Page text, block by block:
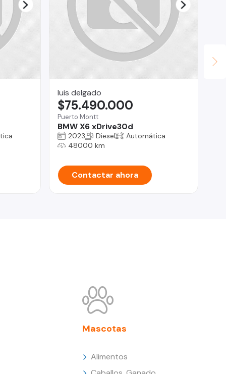
luis delgado
Puerto Montt
BMW X6 xDrive30d
$75.490.000
2023 Diesel
Automática
48000 km
Contactar ahora
Mascotas
Alimentos